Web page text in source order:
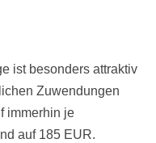
ist besonders attraktiv
Zuwendungen
immerhin je
auf 185 EUR.